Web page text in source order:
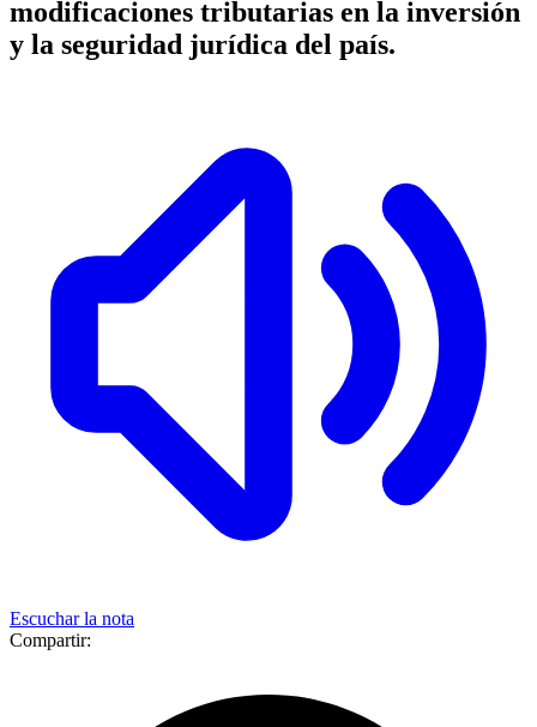
modificaciones tributarias en la inversión
y la seguridad jurídica del país.
Escuchar la nota
Compartir: